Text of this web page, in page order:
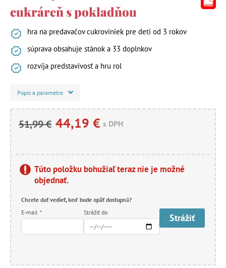
cukráreň s pokladňou
hra na predavačov cukroviniek pre deti od 3 rokov
súprava obsahuje stánok a 33 doplnkov
rozvíja predstavivosť a hru rol
Popis a parametre
51,99 € 44,19 € s DPH
Túto položku bohužiaľ teraz nie je možné
objednať.
Chcete dať vedieť, keď bude opäť dostupná?
E-mail * Strážiť do Strážiť